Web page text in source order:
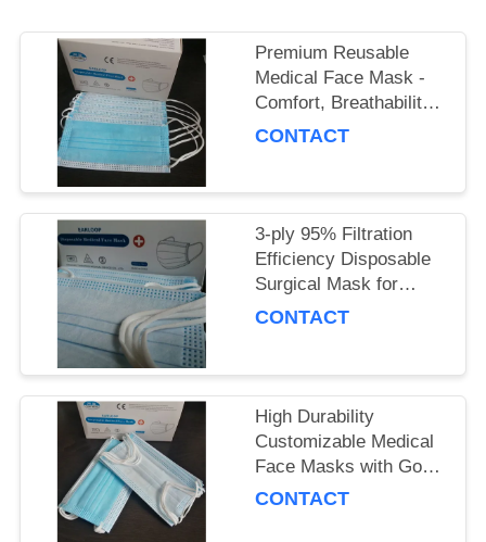
SITIO
PRIVACY
POLICY
Premium Reusable
Medical Face Mask -
Comfort, Breathability
& Reusability
CONTACT
3-ply 95% Filtration
Efficiency Disposable
Surgical Mask for
Adults, Polypropylene
CONTACT
High Durability
Customizable Medical
Face Masks with Good
Breathability
CONTACT